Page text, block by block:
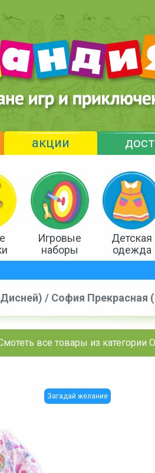
акции
Игровые
наборы
Детская
одежда
/ София Прекрасная
все товары из
Загадай желание